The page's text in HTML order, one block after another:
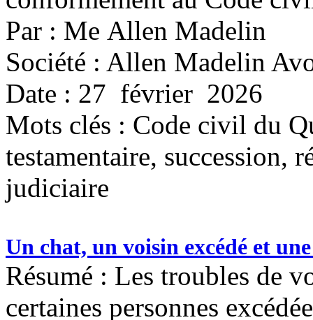
Par : Me Allen Madelin
Société : Allen Madelin
Date : 27 février 2026
Mots clés : Code civil du
testamentaire, succession,
judiciaire
Un chat, un voisin excédé et
Résumé : Les troubles de
certaines personnes